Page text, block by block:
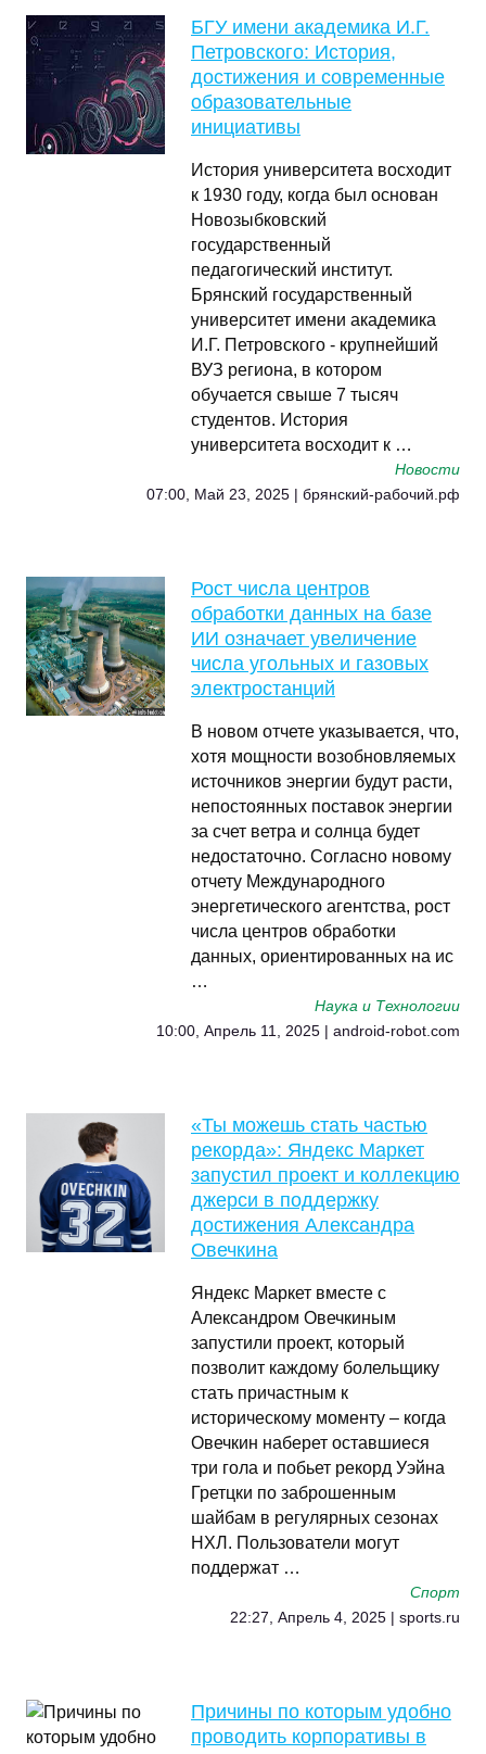
БГУ имени академика И.Г.
Петровского: История,
достижения и современные
образовательные
инициативы
История университета восходит
к 1930 году, когда был основан
Новозыбковский
государственный
педагогический институт.
Брянский государственный
университет имени академика
И.Г. Петровского - крупнейший
ВУЗ региона, в котором
обучается свыше 7 тысяч
студентов. История
университета восходит к …
Новости
07:00, Май 23, 2025 | брянский-рабочий.рф
Рост числа центров
обработки данных на базе
ИИ означает увеличение
числа угольных и газовых
электростанций
В новом отчете указывается, что,
хотя мощности возобновляемых
источников энергии будут расти,
непостоянных поставок энергии
за счет ветра и солнца будет
недостаточно. Согласно новому
отчету Международного
энергетического агентства, рост
числа центров обработки
данных, ориентированных на ис
…
Наука и Технологии
10:00, Апрель 11, 2025 | android-robot.com
«Ты можешь стать частью
рекорда»: Яндекс Маркет
запустил проект и коллекцию
джерси в поддержку
достижения Александра
Овечкина
Яндекс Маркет вместе с
Александром Овечкиным
запустили проект, который
позволит каждому болельщику
стать причастным к
историческому моменту – когда
Овечкин наберет оставшиеся
три гола и побьет рекорд Уэйна
Гретцки по заброшенным
шайбам в регулярных сезонах
НХЛ. Пользователи могут
поддержат …
Спорт
22:27, Апрель 4, 2025 | sports.ru
Причины по которым удобно
проводить корпоративы в